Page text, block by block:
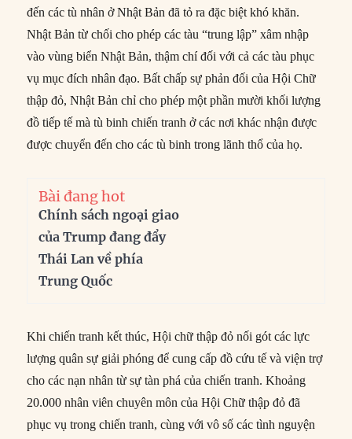
đến các tù nhân ở Nhật Bản đã tỏ ra đặc biệt khó khăn.
Nhật Bản từ chối cho phép các tàu “trung lập” xâm nhập
vào vùng biển Nhật Bản, thậm chí đối với cả các tàu phục
vụ mục đích nhân đạo. Bất chấp sự phản đối của Hội Chữ
thập đỏ, Nhật Bản chỉ cho phép một phần mười khối lượng
đồ tiếp tế mà tù binh chiến tranh ở các nơi khác nhận được
được chuyển đến cho các tù binh trong lãnh thổ của họ.
Bài đang hot
Chính sách ngoại giao
của Trump đang đẩy
Thái Lan về phía
Trung Quốc
Khi chiến tranh kết thúc, Hội chữ thập đỏ nối gót các lực
lượng quân sự giải phóng để cung cấp đồ cứu tế và viện trợ
cho các nạn nhân từ sự tàn phá của chiến tranh. Khoảng
20.000 nhân viên chuyên môn của Hội Chữ thập đỏ đã
phục vụ trong chiến tranh, cùng với vô số các tình nguyện